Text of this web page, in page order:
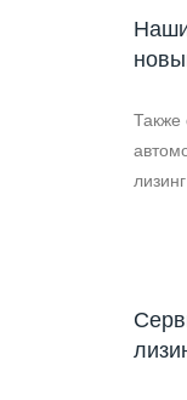
Также